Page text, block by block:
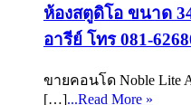
ห้องสตูดิโอ ขนาด
อารีย์ โทร 081-
ขายคอนโด Noble Lite
[…]...Read More »